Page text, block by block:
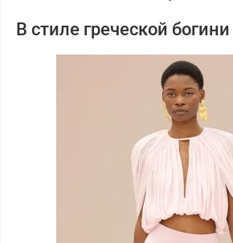
В стиле греческой богини